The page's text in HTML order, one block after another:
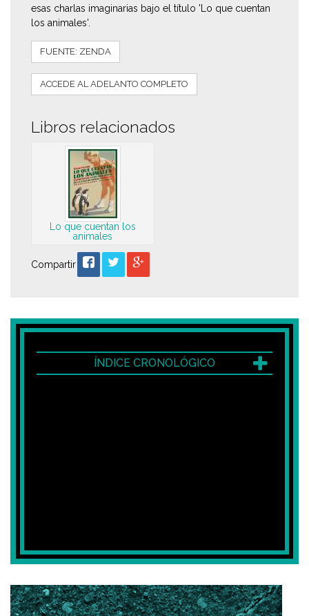
esas charlas imaginarias bajo el título 'Lo que cuentan
los animales'.
FUENTE: ZENDA
ACCEDE AL ADELANTO COMPLETO
Libros relacionados
Lo que cuentan los
animales
Compartir
ÍNDICE CRONOLÓGICO